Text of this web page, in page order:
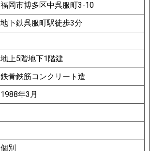
福岡市博多区中呉服町3-10
地下鉄呉服町駅徒歩3分
地上5階地下1階建
鉄骨鉄筋コンクリート造
1988年3月
個別